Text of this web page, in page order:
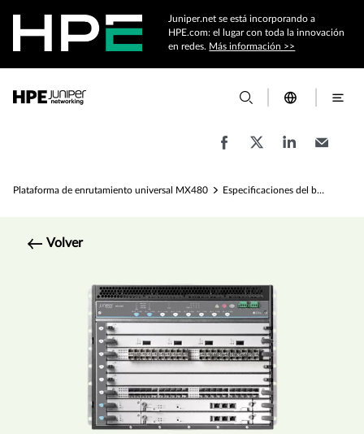
Juniper.net se está incorporando a
HPE.com: el lugar con toda la innovación
en redes. Más información >>
Plataforma de enrutamiento universal MX480 Especificaciones del borde universal MX480
Volver